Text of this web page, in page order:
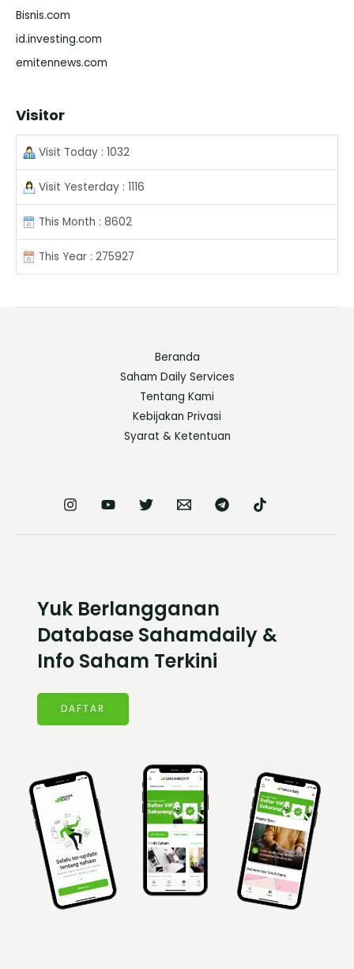
Bisnis.com
id.investing.com
emitennews.com
Visitor
Visit Today : 1032
Visit Yesterday : 1116
This Month : 8602
This Year : 275927
Beranda
Saham Daily Services
Tentang Kami
Kebijakan Privasi
Syarat & Ketentuan
Yuk Berlangganan
Database Sahamdaily &
Info Saham Terkini
DAFTAR